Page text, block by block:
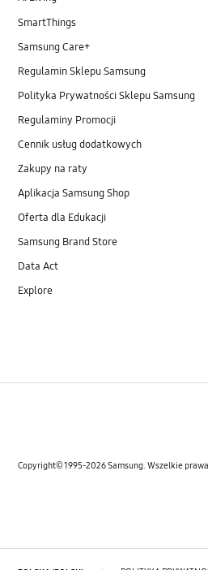
SmartThings
Samsung Care+
Regulamin Sklepu Samsung
Polityka Prywatności Sklepu Samsung
Regulaminy Promocji
Cennik usług dodatkowych
Zakupy na raty
Aplikacja Samsung Shop
Oferta dla Edukacji
Samsung Brand Store
Data Act
Explore
Copyright© 1995-2026 Samsung. Wszelkie